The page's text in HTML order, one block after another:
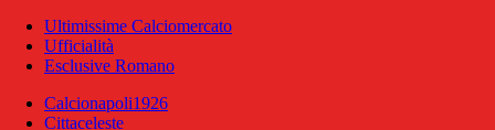
Ultimissime Calciomercato
Ufficialità
Esclusive Romano
Calcionapoli1926
Cittaceleste